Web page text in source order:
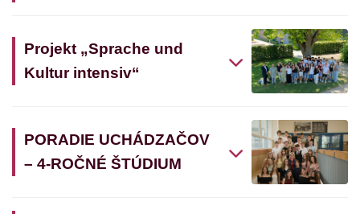
Projekt „Sprache und
Kultur intensiv“
PORADIE UCHÁDZAČOV
– 4-ROČNÉ ŠTÚDIUM